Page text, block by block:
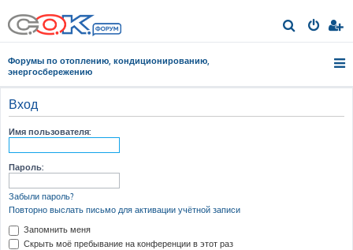
о
Форумы по отоплению, кондиционированию,
энергосбережению
Вход
Имя пользователя:
Пароль:
Забыли пароль?
Повторно выслать письмо для активации учётной записи
Запомнить меня
Скрыть моё пребывание на конференции в этот раз